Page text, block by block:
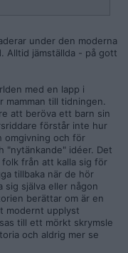
under den moderna
Alltid jämställda - på gott
med en lapp i
mamman till tidningen.
att beröva ett barn sin
förstår inte hur
omgivning och för
"nytänkande" idéer. Det
folk från att kalla sig för
tillbaka när de hör
själva eller någon
berättar om är en
modernt upplyst
till ett mörkt skrymsle
och aldrig mer se